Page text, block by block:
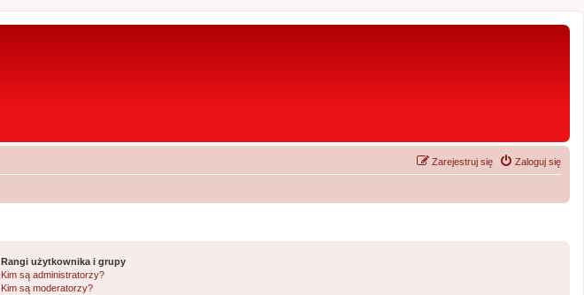
Zaloguj się
Zarejestruj się
Rangi użytkownika i grupy
Kim są administratorzy?
Kim są moderatorzy?